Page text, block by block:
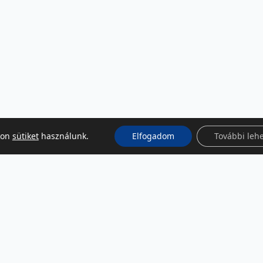
sütikethasználunk. Elfogadom További